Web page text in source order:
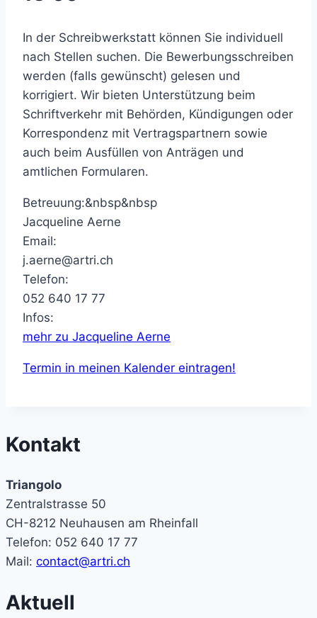
In der Schreibwerkstatt können Sie individuell
nach Stellen suchen. Die Bewerbungsschreiben
werden (falls gewünscht) gelesen und
korrigiert. Wir bieten Unterstützung beim
Schriftverkehr mit Behörden, Kündigungen oder
Korrespondenz mit Vertragspartnern sowie
auch beim Ausfüllen von Anträgen und
amtlichen Formularen.
Betreuung:&nbsp&nbsp
Jacqueline Aerne
Email:
j.aerne@artri.ch
Telefon:
052 640 17 77
Infos:
mehr zu Jacqueline Aerne
Termin in meinen Kalender eintragen!
Kontakt
Triangolo
Zentralstrasse 50
CH-8212 Neuhausen am Rheinfall
Telefon: 052 640 17 77
Mail: contact@artri.ch
Aktuell